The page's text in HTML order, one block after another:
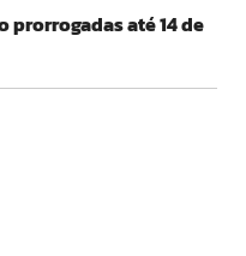
prorrogadas até 14 de